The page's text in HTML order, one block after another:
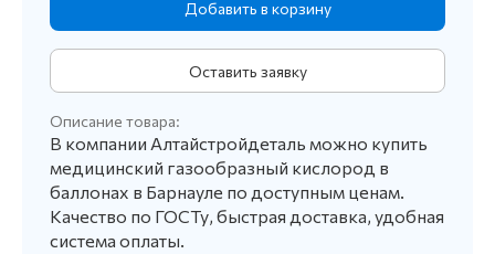
Оставить заявку
Описание товара:
В компании Алтайстройдеталь можно купить
медицинский газообразный кислород в
баллонах в Барнауле по доступным ценам.
Качество по ГОСТу, быстрая доставка, удобная
система оплаты.